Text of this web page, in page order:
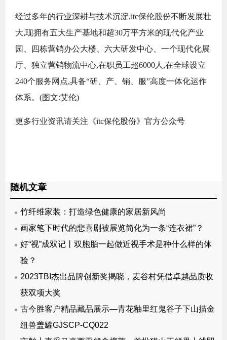
经过多年的行业深耕与技术沉淀,itc保伦股份不断发展壮
大,现拥有五大生产基地和超30万平方米的现代化产业
园、四栋营销办公大楼、六大研发中心、一个现代化展
厅、独立营销物流中心,在职员工超6000人,在全球设立
240个服务网点,具备“研、产、销、服”高度一体化运作
体系。(图文:艾伦)
更多行业资讯请关注《itc保伦股份》官方公众号
随机文章
竹纤维家装：打造绿色健康的家居新风尚
画家笔下时代的悲喜剧被展览简化为一条“连衣裙”？
好“视”成双记丨双胞胎一起做近视手术是种什么样的体
验？
2023TBI杰出品牌创新奖揭晓，麦谷村凭借卓越品质收
获双项大奖
古今胜客户精品藏品展示—青花釉里红鬼谷子下山描金
纽兽盖罐GJSCP-CQ022